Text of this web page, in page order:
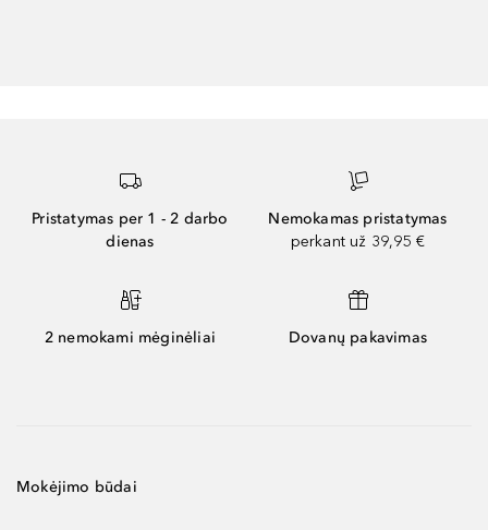
Pristatymas per 1 - 2 darbo
dienas
Nemokamas pristatymas
perkant už 39,95 €
2 nemokami mėginėliai Dovanų pakavimas
Mokėjimo būdai